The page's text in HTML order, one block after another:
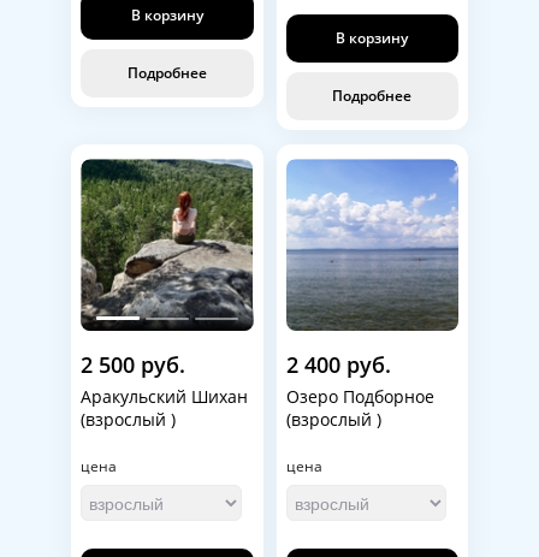
В корзину
Подробнее
В корзину
Подробнее
2 500 руб.
Аракульский Шихан
(взрослый )
цена
2 400 руб.
Озеро Подборное
(взрослый )
цена